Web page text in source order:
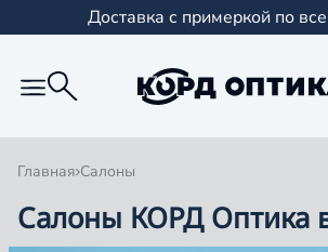
Доставка с примеркой по
Главная Салоны
Салоны КОРД Оптика